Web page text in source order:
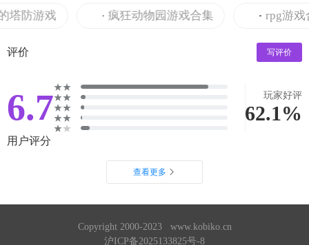
防游戏 疯狂动物园游戏合集 rpg游戏合
评价 写评价
6.7 玩家好评
62.1%
用户评分
查看更多
Copyright 2000-2023 www.kobiko.cn
沪ICP备2025133825号-8